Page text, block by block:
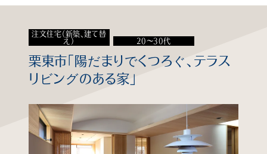
選ばれる理由
知る
見る
学ぶ
企業情報
注文住宅（新築、建て替
え）
20～30代
栗東市「陽だまりでくつろぐ、テラス
リビングのある家」